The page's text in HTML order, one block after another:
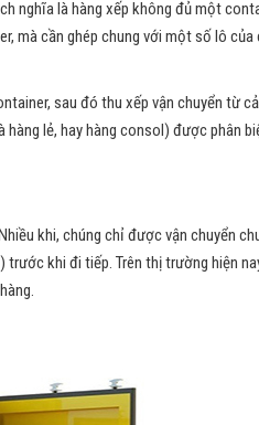
nghĩa là hàng xếp không đủ một
mà cần ghép chung với một số lô của
sau đó thu xếp vận chuyển từ
lẻ, hay hàng consol) được phân
khi, chúng chỉ được vận chuyển
khi đi tiếp. Trên thị trường hiện